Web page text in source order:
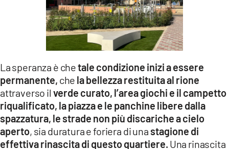
La speranza è chetale condizione inizi a essere
permanente, che la bellezza restituita al rione
attraverso il verde curato, l’area giochi e il campetto
riqualificato, la piazza e le panchine libere dalla
spazzatura, le strade non più discariche a cielo
aperto, sia duratura e foriera di una stagione di
effettiva rinascita di questo quartiere. Una rinascita